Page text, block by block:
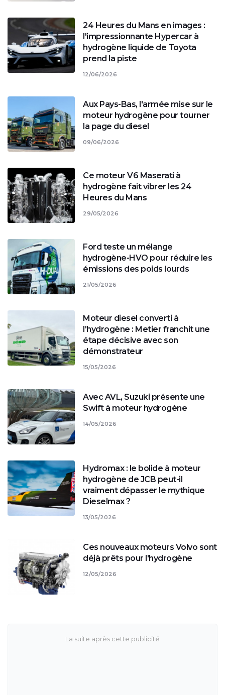
24 Heures du Mans en images :
l'impressionnante Hypercar à
hydrogène liquide de Toyota
prend la piste
12/06/2026
Aux Pays-Bas, l'armée mise sur le
moteur hydrogène pour tourner
la page du diesel
09/06/2026
Ce moteur V6 Maserati à
hydrogène fait vibrer les 24
Heures du Mans
29/05/2026
Ford teste un mélange
hydrogène-HVO pour réduire les
émissions des poids lourds
21/05/2026
Moteur diesel converti à
l'hydrogène : Metier franchit une
étape décisive avec son
démonstrateur
15/05/2026
Avec AVL, Suzuki présente une
Swift à moteur hydrogène
14/05/2026
Hydromax : le bolide à moteur
hydrogène de JCB peut-il
vraiment dépasser le mythique
Dieselmax ?
13/05/2026
Ces nouveaux moteurs Volvo sont
déjà prêts pour l'hydrogène
12/05/2026